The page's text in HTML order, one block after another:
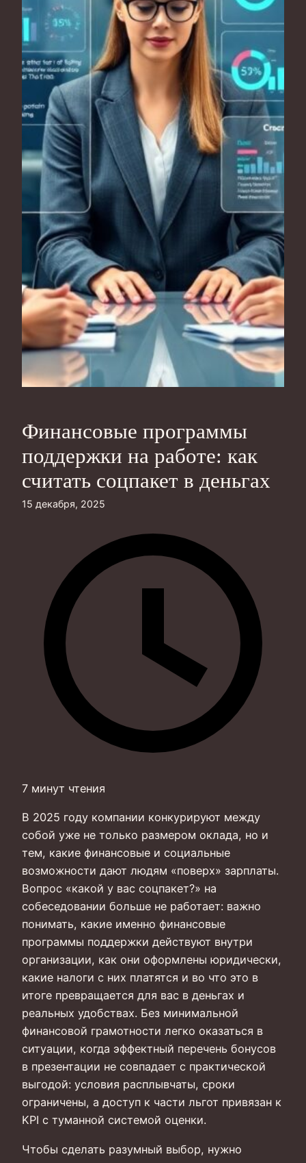
Финансовые программы
поддержки на работе: как
считать соцпакет в деньгах
15 декабря, 2025
7 минут чтения
В 2025 году компании конкурируют между
собой уже не только размером оклада, но и
тем, какие финансовые и социальные
возможности дают людям «поверх» зарплаты.
Вопрос «какой у вас соцпакет?» на
собеседовании больше не работает: важно
понимать, какие именно финансовые
программы поддержки действуют внутри
организации, как они оформлены юридически,
какие налоги с них платятся и во что это в
итоге превращается для вас в деньгах и
реальных удобствах. Без минимальной
финансовой грамотности легко оказаться в
ситуации, когда эффектный перечень бонусов
в презентации не совпадает с практической
выгодой: условия расплывчаты, сроки
ограничены, а доступ к части льгот привязан к
KPI с туманной системой оценки.
Чтобы сделать разумный выбор, нужно